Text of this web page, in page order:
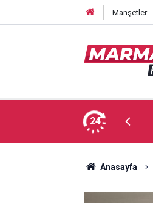
Manşetler
24
Anasayfa